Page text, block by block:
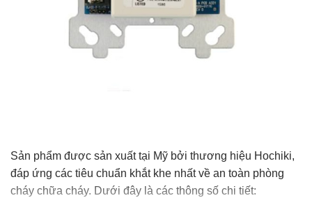
Sản phẩm được sản xuất tại Mỹ bởi thương hiệu Hochiki,
đáp ứng các tiêu chuẩn khắt khe nhất về an toàn phòng
cháy chữa cháy. Dưới đây là các thông số chi tiết: